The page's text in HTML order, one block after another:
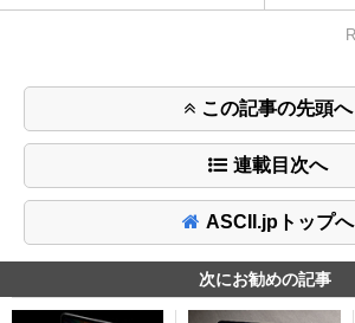
この記事の先頭へ
連載目次へ
ASCII.jpトップへ
次にお勧めの記事